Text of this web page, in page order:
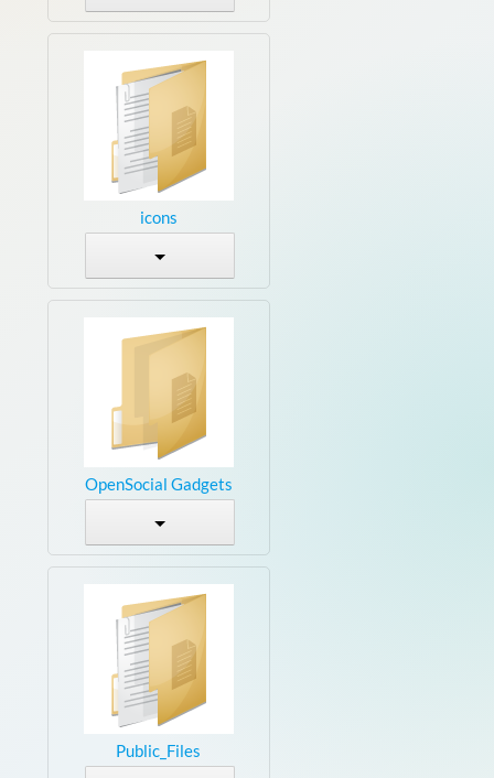
icons
OpenSocial Gadgets
Public_Files